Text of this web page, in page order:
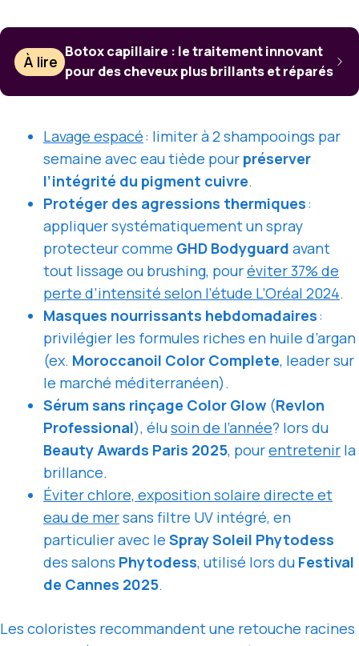
À lire
Botox capillaire : le traitement innovant
pour des cheveux plus brillants et réparés
Lavage espacé: limiter à 2 shampooings par
semaine avec eau tiède pour préserver
l’intégrité du pigment cuivre.
Protéger des agressions thermiques:
appliquer systématiquement un spray
protecteur comme GHD Bodyguard avant
tout lissage ou brushing, pouréviter 37% de
perte d’intensité selon l’étude L’Oréal 2024.
Masques nourrissants hebdomadaires:
privilégier les formules riches en huile d’argan
(ex. Moroccanoil Color Complete, leader sur
le marché méditerranéen).
Sérum sans rinçage Color Glow (Revlon
Professional), élusoin de l’année? lors du
Beauty Awards Paris 2025, pourentretenir la
brillance.
Éviter chlore, exposition solaire directe et
eau de mersans filtre UV intégré, en
particulier avec le Spray Soleil Phytodess
des salons Phytodess, utilisé lors du Festival
de Cannes 2025.
Les coloristes recommandent une retouche racines